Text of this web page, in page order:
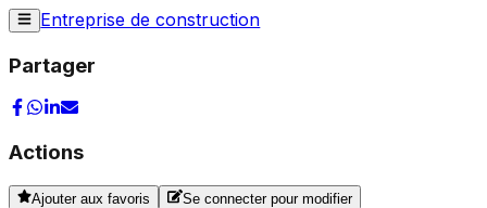
Entreprise de construction
Partager
Actions
Ajouter aux favoris Se connecter pour modifier